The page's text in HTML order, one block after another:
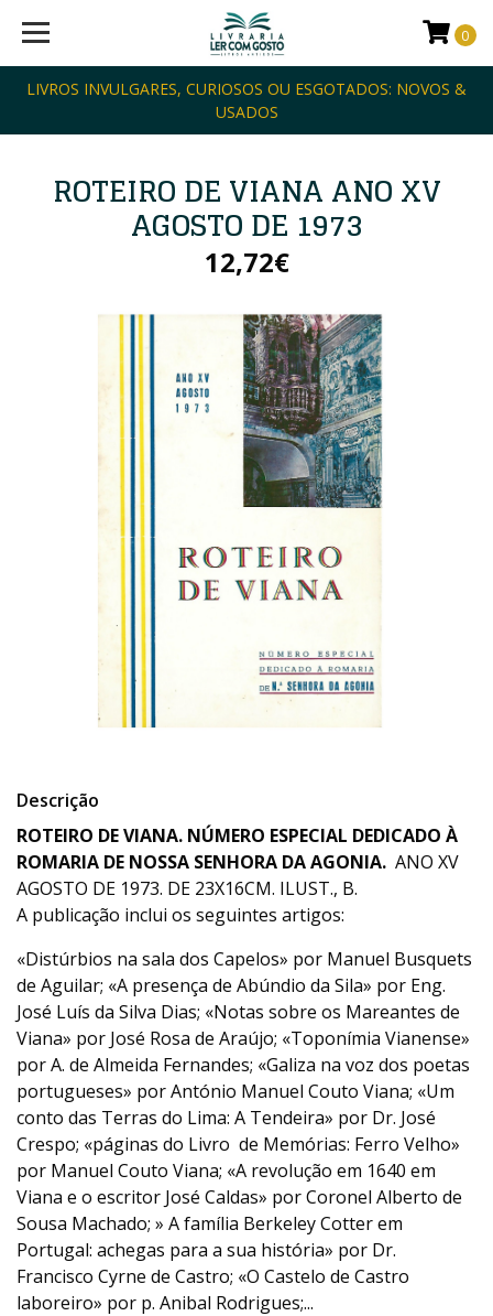
LIVROS INVULGARES, CURIOSOS OU ESGOTADOS: NOVOS &
USADOS
0
ROTEIRO DE VIANA ANO XV
AGOSTO DE 1973
12,72€
Descrição
ROTEIRO DE VIANA. NÚMERO ESPECIAL DEDICADO À
ROMARIA DE NOSSA SENHORA DA AGONIA. ANO XV
AGOSTO DE 1973. DE 23X16CM. ILUST., B.
A publicação inclui os seguintes artigos:
«Distúrbios na sala dos Capelos» por Manuel Busquets
de Aguilar; «A presença de Abúndio da Sila» por Eng.
José Luís da Silva Dias; «Notas sobre os Mareantes de
Viana» por José Rosa de Araújo; «Toponímia Vianense»
por A. de Almeida Fernandes; «Galiza na voz dos poetas
portugueses» por António Manuel Couto Viana; «Um
conto das Terras do Lima: A Tendeira» por Dr. José
Crespo; «páginas do Livro de Memórias: Ferro Velho»
por Manuel Couto Viana; «A revolução em 1640 em
Viana e o escritor José Caldas» por Coronel Alberto de
Sousa Machado; » A família Berkeley Cotter em
Portugal: achegas para a sua história» por Dr.
Francisco Cyrne de Castro; «O Castelo de Castro
laboreiro» por p. Anibal Rodrigues;...